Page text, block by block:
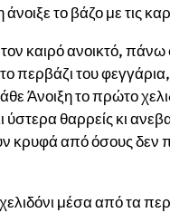
το βάζο με τις
καιρό ανοικτό,
περβάζι του
Άνοιξη το πρώτο
θαρρείς κι
κρυφά από όσους δεν
μέσα από τα